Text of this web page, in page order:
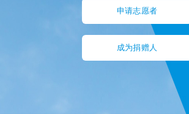
申请志愿者
成为捐赠人